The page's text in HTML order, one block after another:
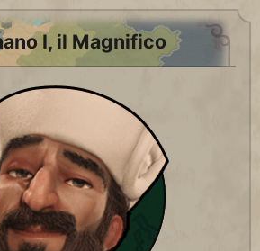
I, il Magnifico